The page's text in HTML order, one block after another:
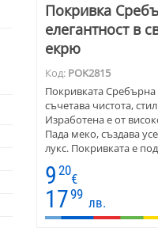
Покривка
елегантност в
екрю
Код: POK2815
Покривката
съчетава чистота,
Изработена e от
Пада меко, създава
лукс. Покривката е
всекидневна
поводи. Материята се
формата си, което я
практична и
елипсовидни и
9 20
€
1799
лв.